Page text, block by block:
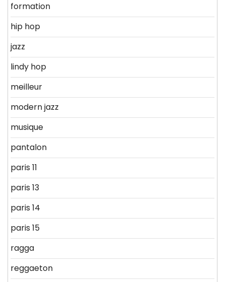
formation
hip hop
jazz
lindy hop
meilleur
modern jazz
musique
pantalon
paris 11
paris 13
paris 14
paris 15
ragga
reggaeton